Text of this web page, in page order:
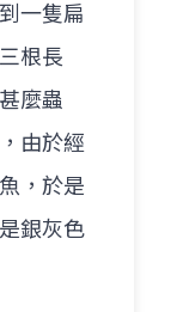
一隻扁
根長
麼蟲
由於經
，於是
銀灰色